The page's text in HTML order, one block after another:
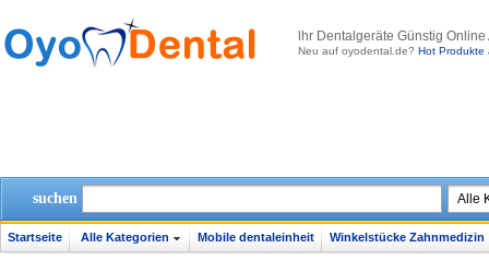
lhr Dentalgeräte Günstig
Neu auf oyodental.de? Hot Produkte
suchen
Startseite Alle Kategorien Mobile dentaleinheit Winkelstücke Zahnmedizin